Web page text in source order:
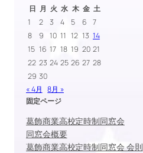
日 月 火 水 木 金 土
1
2 3 4 5 6
7
8
9 10 11 12 13 14
15 16 17 18 19 20 21
22 23 24 25 26 27 28
29 30
« 4月
8月 »
固定ページ
葛飾商業高校定時制同窓会
同窓会概要
葛飾商業高校定時制同窓会 会則